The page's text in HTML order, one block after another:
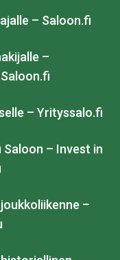
– Saloon.fi
–
– Yrityssalo.fi
Saloon – Invest in
–